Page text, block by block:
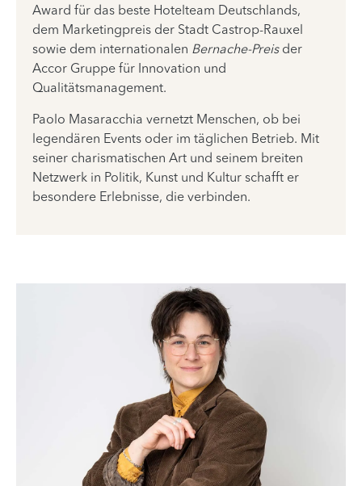
Award für das beste Hotelteam Deutschlands,
dem Marketingpreis der Stadt Castrop-Rauxel
sowie dem internationalen Bernache-Preisder
Accor Gruppe für Innovation und
Qualitätsmanagement.
Paolo Masaracchia vernetzt Menschen, ob bei
legendären Events oder im täglichen Betrieb. Mit
seiner charismatischen Art und seinem breiten
Netzwerk in Politik, Kunst und Kultur schafft er
besondere Erlebnisse, die verbinden.